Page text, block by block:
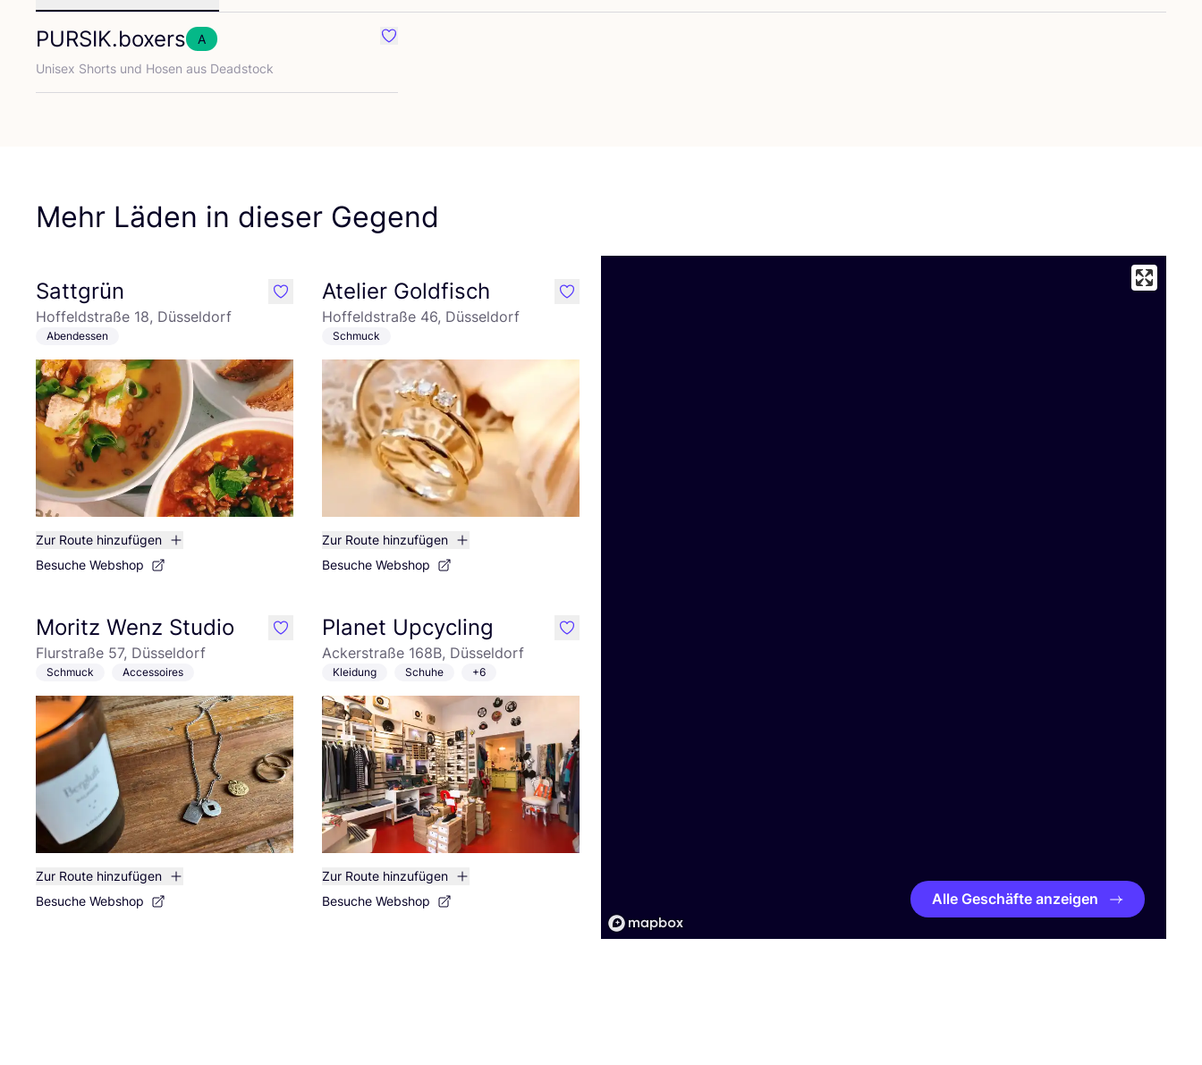
PURSIK.boxers
A
Uni­sex Shorts und Hosen aus Deadstock
Favorit PURSIK.boxers
Mehr Läden in dieser Gegend
Sattgrün
Hoffeldstraße 18, Düsseldorf
Abendessen
Zur Route hinzufügen
Besuche Webshop
like Atelier Goldfisch
Hoffeldstraße 46, Düsseldorf
Schmuck
Zur Route hinzufügen
Besuche Webshop
like
Moritz Wenz Studio
Flurstraße 57, Düsseldorf
Schmuck Accessoires
Zur Route hinzufügen
Besuche Webshop
like Planet Upcycling
Ackerstraße 168B, Düsseldorf
Kleidung Schuhe +6
Zur Route hinzufügen
Besuche Webshop
like
Alle Geschäfte anzeigen